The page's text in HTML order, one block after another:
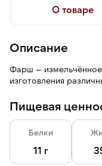
О товаре
Описание
Фарш —
изготовления
Пищевая
Белки
11 г